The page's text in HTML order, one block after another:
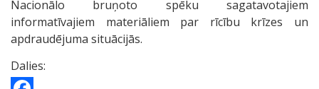
Nacionālo bruņoto spēku sagatavotajiem
informatīvajiem materiāliem par rīcību krīzes un
apdraudējuma situācijās.
Dalies: